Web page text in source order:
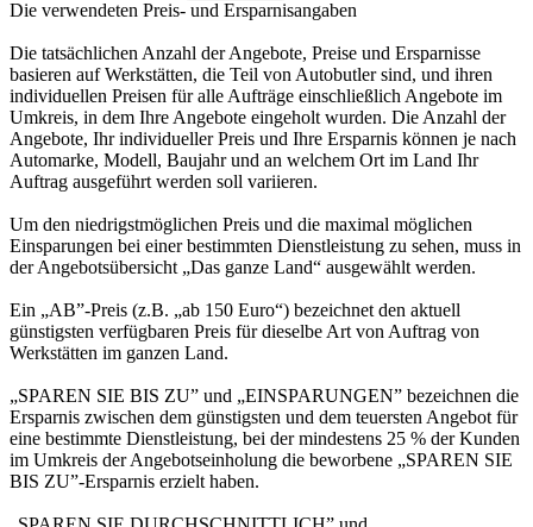
Die verwendeten Preis- und Ersparnisangaben
Die tatsächlichen Anzahl der Angebote, Preise und Ersparnisse
basieren auf Werkstätten, die Teil von Autobutler sind, und ihren
individuellen Preisen für alle Aufträge einschließlich Angebote im
Umkreis, in dem Ihre Angebote eingeholt wurden. Die Anzahl der
Angebote, Ihr individueller Preis und Ihre Ersparnis können je nach
Automarke, Modell, Baujahr und an welchem Ort im Land Ihr
Auftrag ausgeführt werden soll variieren.
Um den niedrigstmöglichen Preis und die maximal möglichen
Einsparungen bei einer bestimmten Dienstleistung zu sehen, muss in
der Angebotsübersicht „Das ganze Land“ ausgewählt werden.
Ein „AB”-Preis (z.B. „ab 150 Euro“) bezeichnet den aktuell
günstigsten verfügbaren Preis für dieselbe Art von Auftrag von
Werkstätten im ganzen Land.
„SPAREN SIE BIS ZU” und „EINSPARUNGEN” bezeichnen die
Ersparnis zwischen dem günstigsten und dem teuersten Angebot für
eine bestimmte Dienstleistung, bei der mindestens 25 % der Kunden
im Umkreis der Angebotseinholung die beworbene „SPAREN SIE
BIS ZU”-Ersparnis erzielt haben.